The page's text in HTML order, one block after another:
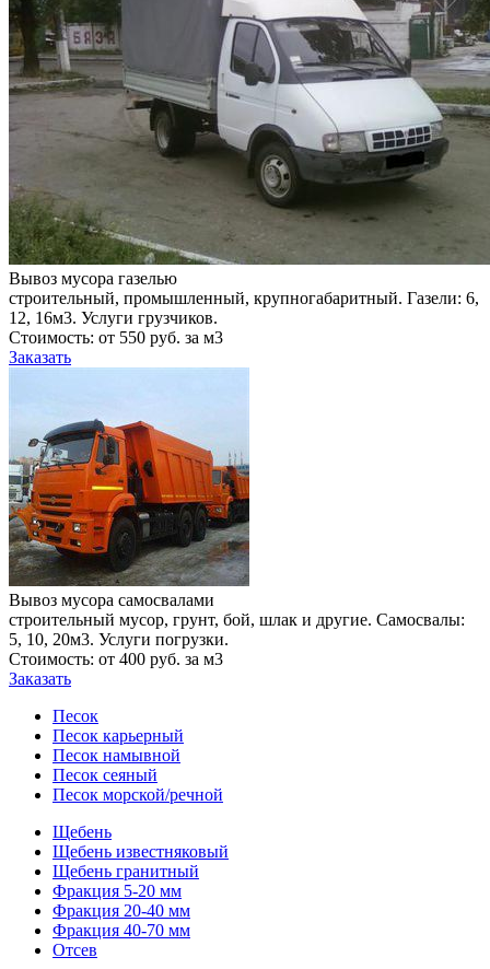
Вывоз мусора газелью
строительный, промышленный, крупногабаритный. Газели: 6,
12, 16м3. Услуги грузчиков.
Стоимость: от 550 руб. за м3
Заказать
Вывоз мусора самосвалами
строительный мусор, грунт, бой, шлак и другие. Самосвалы:
5, 10, 20м3. Услуги погрузки.
Стоимость: от 400 руб. за м3
Заказать
Песок
Песок карьерный
Песок намывной
Песок сеяный
Песок морской/речной
Щебень
Щебень известняковый
Щебень гранитный
Фракция 5-20 мм
Фракция 20-40 мм
Фракция 40-70 мм
Отсев